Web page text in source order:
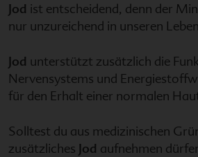
Jod ist entscheidend, denn der
nur unzureichend in unseren
Jod unterstützt zusätzlich die
Nervensystems und
für den Erhalt einer normalen
Solltest du aus medizinischen
zusätzliches Jod aufnehmen